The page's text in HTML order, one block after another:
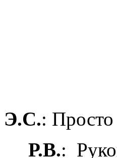
Э.С.: Просто
Р.В.: